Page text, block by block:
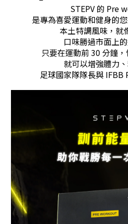
STEPV 的 Pre
是專為喜愛運動和健身的
本土特調風味 ，就
口味勝過市面上
只要在運動前 30 分鐘
就可以增強體力
足球國家隊隊長與 IFBB